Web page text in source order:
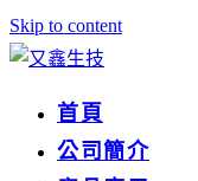
Skip to content
首頁
公司簡介